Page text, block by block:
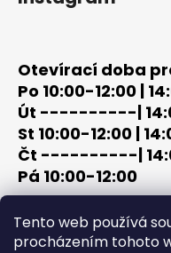
Tento web používá
procházením tohoto
Otevírací doba
Po 10:00-12:00 |
Út ----------|
St 10:00-12:00 |
Čt ----------|
Pá 10:00-12:00
tel: +420 603 320
email: terc-